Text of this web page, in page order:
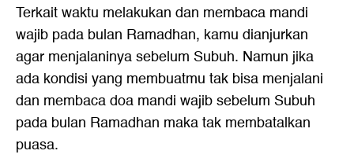
Terkait waktu melakukan dan membaca mandi
wajib pada bulan Ramadhan, kamu dianjurkan
agar menjalaninya sebelum Subuh. Namun jika
ada kondisi yang membuatmu tak bisa menjalani
dan membaca doa mandi wajib sebelum Subuh
pada bulan Ramadhan maka tak membatalkan
puasa.